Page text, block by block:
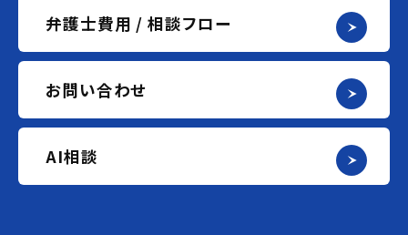
弁護士費用 / 相談フロー
お問い合わせ
AI相談